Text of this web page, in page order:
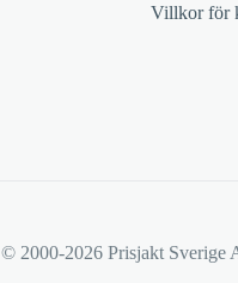
Villkor för
© 2000-2026 Prisjakt Sverige